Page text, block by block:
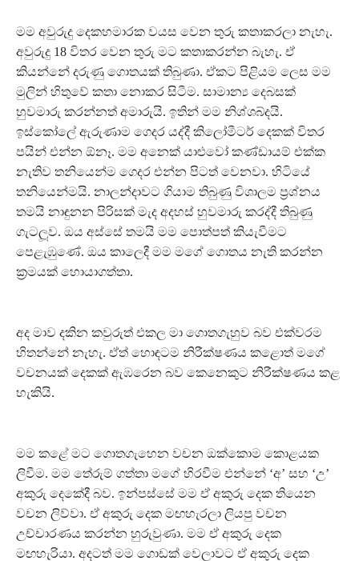
මම අවුරුදු දෙකහමාරක වයස වෙන තුරු කතාකරලා නැහැ.
අවුරුදු 18 විතර වෙන තුරු මට කතාකරන්න බැහැ. ඒ
කියන්නේ දරුණු ගොතයක් තිබුණා. ඒකට පිළියම ලෙස මම
මුලින් හිතුවේ කතා නොකර සිටීම. සාමාන්‍ය දෙබසක්
හුවමාරු කරන්නත් අමාරුයි. ඉතින් මම නිශ්ශබ්දයි.
ඉස්කෝලේ ඇරුණාම ගෙදර යද්දී කිලෝමීටර් දෙකක් විතර
පයින් එන්න ඕනෑ. මම අනෙක් යාළුවෝ කණ්ඩායම් එක්ක
නැතිව තනියෙන්ම ගෙදර එන්න පිටත් වෙනවා. හිටියේ
තනියෙන්මයි. නාලන්දාවට ගියාම තිබුණු විශාලම ප‍්‍රශ්නය
තමයි නාඳුනන පිරිසක් මැද අදහස් හුවමාරු කරද්දී තිබුණු
ගැටලූව. ඔය අස්සේ තමයි මම පොත්පත් කියැවීමට
පෙළැඹුණේ. ඔය කාලෙදී මම මගේ ගොතය නැති කරන්න
ක‍්‍රමයක් හොයාගත්තා.
අද මාව දකින කවුරුත් එකල මා ගොතගැහුව බව එක්වරම
හිතන්නේ නැහැ. ඒත් හොඳටම නිරීක්ෂණය කළොත් මගේ
වචනයක් දෙකක් ඇඹරෙන බව කෙනෙකුට නිරීක්ෂණය කළ
හැකියි.
මම කළේ මට ගොතගැහෙන වචන ඔක්කොම කොළයක
ලිවීම. මම තේරුම් ගත්තා මගේ හිරවීම එන්නේ ‘අ’ සහ ‘උ’
අකුරු දෙකේදී බව. ඉන්පස්සේ මම ඒ අකුරු දෙක තියෙන
වචන ලිව්වා. ඒ අකුරු දෙක මඟහැරලා ලියපු වචන
උච්චාරණය කරන්න හුරුවුණා. මම ඒ අකුරු දෙක
මඟහැරියා. අදටත් මම ගොඩක් වෙලාවට ඒ අකුරු දෙක